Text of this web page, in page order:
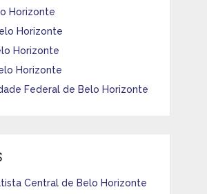
Horizonte
Horizonte
Horizonte
Horizonte
Federal de Belo Horizonte
Central de Belo Horizonte